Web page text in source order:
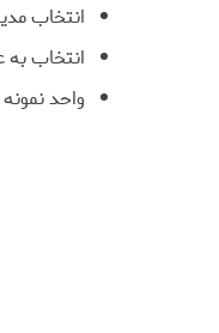
انتخاب
انتخاب
واحد نمونه